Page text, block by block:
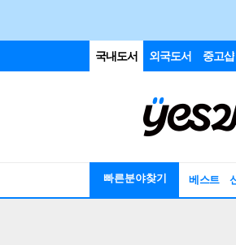
국내도서 외국도서 중고샵
빠른분야찾기 베스트